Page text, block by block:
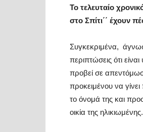
To τελευταίο
στο Σπίτι΄΄ έχουν
Συγκεκριμένα,
περιπτώσεις ότι
προβεί σε
προκειμένου να γίνει
το όνομά της και
οικία της ηλικιωμένης.